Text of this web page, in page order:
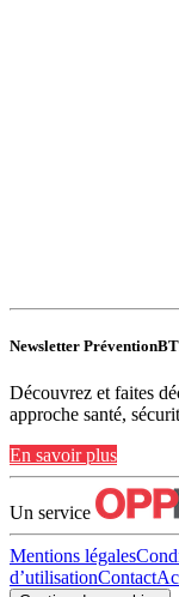
Newsletter
Découvrez et faites
approche santé,
En savoir plus
Un service
Mentions légales
d’utilisationContact